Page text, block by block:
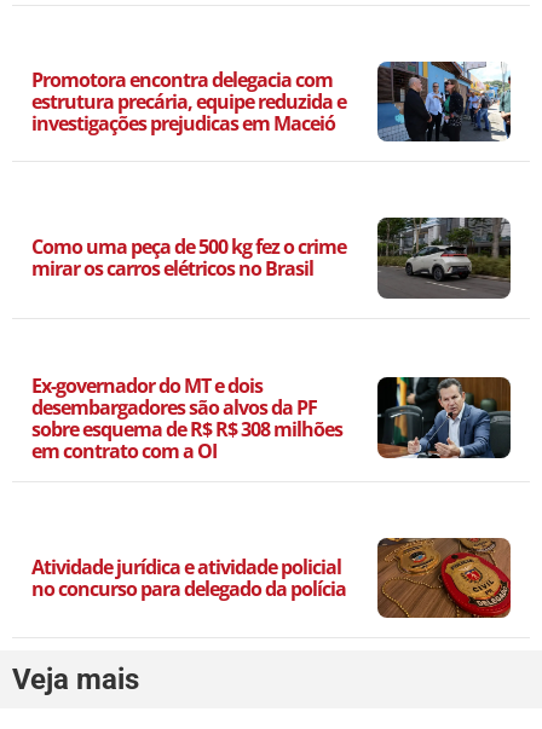
Promotora encontra delegacia com
estrutura precária, equipe reduzida e
investigações prejudicas em Maceió
Como uma peça de 500 kg fez o crime
mirar os carros elétricos no Brasil
Ex-governador do MT e dois
desembargadores são alvos da PF
sobre esquema de R$ R$ 308 milhões
em contrato com a OI
Atividade jurídica e atividade policial
no concurso para delegado da polícia
Veja mais